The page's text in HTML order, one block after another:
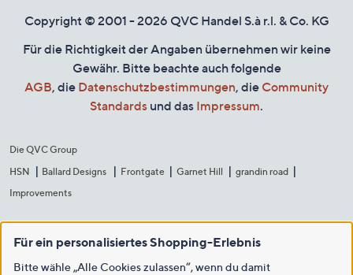
Copyright © 2001 - 2026 QVC Handel S.à r.l. & Co. KG
Für die Richtigkeit der Angaben übernehmen wir keine
Gewähr. Bitte beachte auch folgende
AGB, die Datenschutzbestimmungen, die Community
Standards und das Impressum.
Die QVC Group
HSN
Ballard Designs Frontgate Garnet Hill
grandin road
Improvements
Für ein personalisiertes Shopping-Erlebnis
Bitte wähle „Alle Cookies zulassen“, wenn du damit